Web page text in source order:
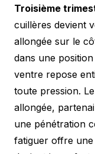
Troisième
cuillères devient
allongée sur le
dans une
ventre repose
toute pression.
allongée,
une pénétration
fatiguer offre